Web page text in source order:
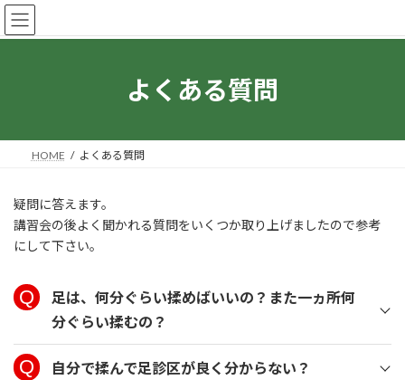
コ
ン
ナ
ビ
よくある質問
HOME よくある質問
疑問に答えます。
講習会の後よく聞かれる質問をいくつか取り上げましたので参考
にして下さい。
足は、何分ぐらい揉めばいいの？また一ヵ所何
分ぐらい揉むの？
自分で揉んで足診区が良く分からない？